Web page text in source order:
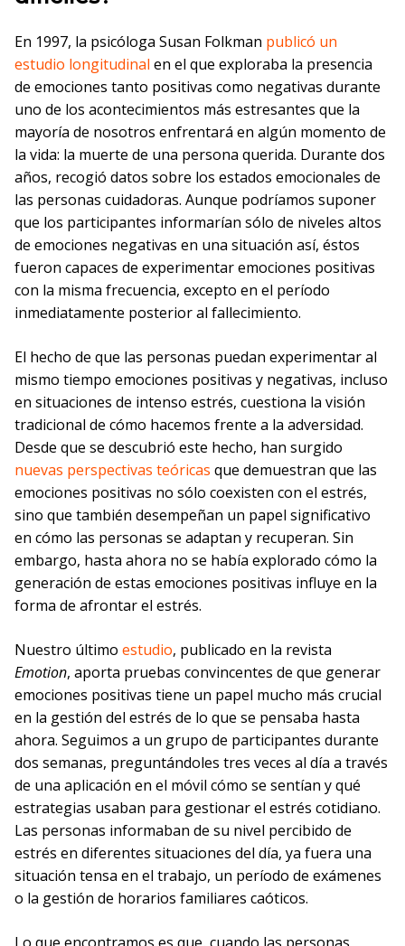
En 1997, la psicóloga Susan Folkman publicó un
estudio longitudinal en el que exploraba la presencia
de emociones tanto positivas como negativas durante
uno de los acontecimientos más estresantes que la
mayoría de nosotros enfrentará en algún momento de
la vida: la muerte de una persona querida. Durante dos
años, recogió datos sobre los estados emocionales de
las personas cuidadoras. Aunque podríamos suponer
que los participantes informarían sólo de niveles altos
de emociones negativas en una situación así, éstos
fueron capaces de experimentar emociones positivas
con la misma frecuencia, excepto en el período
inmediatamente posterior al fallecimiento.
El hecho de que las personas puedan experimentar al
mismo tiempo emociones positivas y negativas, incluso
en situaciones de intenso estrés, cuestiona la visión
tradicional de cómo hacemos frente a la adversidad.
Desde que se descubrió este hecho, han surgido
nuevas perspectivas teóricas que demuestran que las
emociones positivas no sólo coexisten con el estrés,
sino que también desempeñan un papel significativo
en cómo las personas se adaptan y recuperan. Sin
embargo, hasta ahora no se había explorado cómo la
generación de estas emociones positivas influye en la
forma de afrontar el estrés.
Nuestro último estudio, publicado en la revista
Emotion, aporta pruebas convincentes de que generar
emociones positivas tiene un papel mucho más crucial
en la gestión del estrés de lo que se pensaba hasta
ahora. Seguimos a un grupo de participantes durante
dos semanas, preguntándoles tres veces al día a través
de una aplicación en el móvil cómo se sentían y qué
estrategias usaban para gestionar el estrés cotidiano.
Las personas informaban de su nivel percibido de
estrés en diferentes situaciones del día, ya fuera una
situación tensa en el trabajo, un período de exámenes
o la gestión de horarios familiares caóticos.